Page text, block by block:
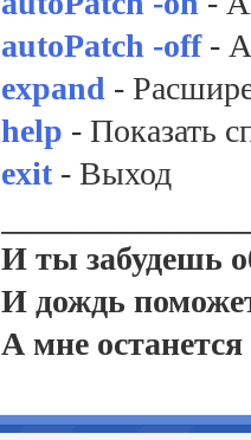
autoPatch -off -
expand -
help - Показать
exit- Выход
И ты забудешь
И дождь
А мне